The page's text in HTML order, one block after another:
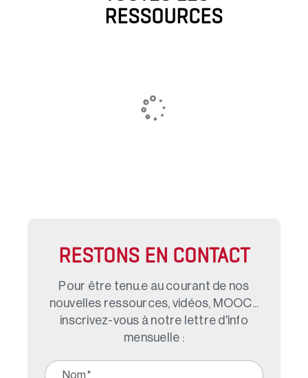
RESSOURCES
RESTONS EN CONTACT
Pour être tenu.e au courant de nos
nouvelles ressources, vidéos, MOOC...
inscrivez-vous à notre lettre d'info
mensuelle :